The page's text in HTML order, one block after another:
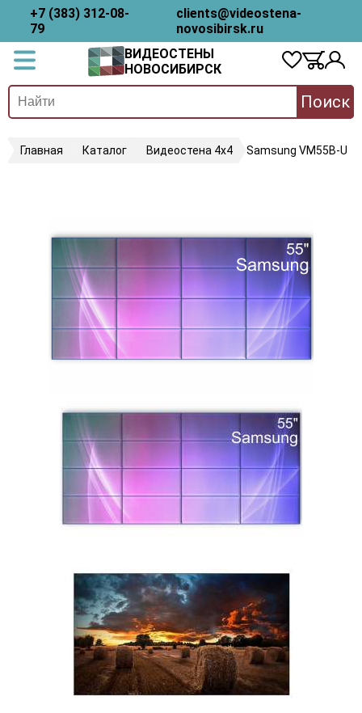
+7 (383) 312-08-
79
clients@videostena-
novosibirsk.ru
ВИДЕОСТЕНЫ
НОВОСИБИРСК
Поиск
Главная Каталог Видеостена 4х4 Samsung VM55B-U